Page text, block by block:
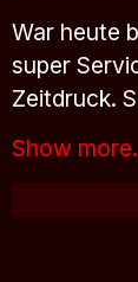
War heute
super
Zeitdruck.
Show